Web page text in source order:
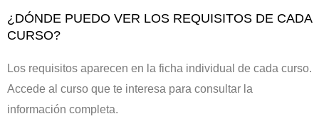
¿DÓNDE PUEDO VER LOS REQUISITOS DE CADA
CURSO?
Los requisitos aparecen en la ficha individual de cada curso.
Accede al curso que te interesa para consultar la
información completa.